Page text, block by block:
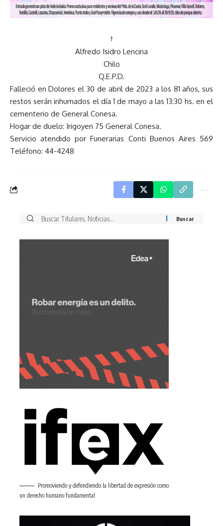
†
Alfredo Isidro Lencina
Chilo
Q.E.P.D.
Falleció en Dolores el 30 de abril de 2023 a los 81 años, sus
restos serán inhumados el día 1 de mayo a las 13:30 hs. en el
cementerio de General Conesa.
Hogar de duelo: Irigoyen 75 General Conesa.
Servicio atendido por Funerarias Conti Buenos Aires 569
Teléfono: 44-4248
Buscar
Promoviendo y defendiendo la libertad de expresión como
un derecho humano fundamental.